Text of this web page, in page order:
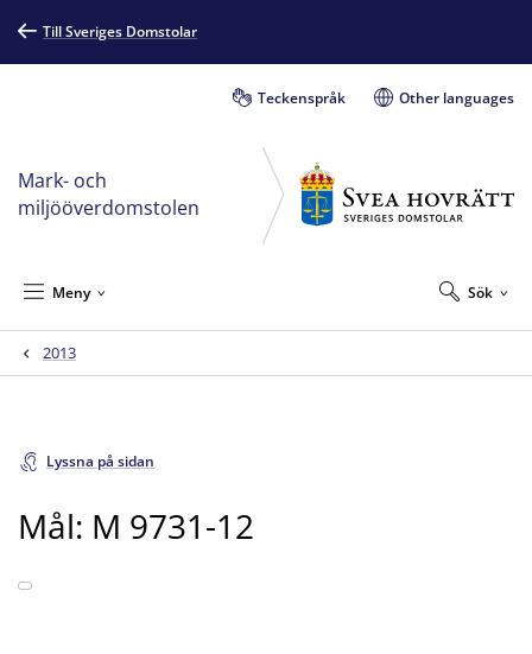
Till Sveriges Domstolar
Teckenspråk Other languages
Mark- och
miljööverdomstolen
Sök
Meny
2013
Lyssna på sidan
Mål: M 9731-12